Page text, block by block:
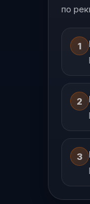
по
1
2
3